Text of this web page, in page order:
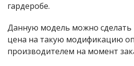
гардеробе.
Данную модель можно сделать
цена на такую модификацию
производителем на момент